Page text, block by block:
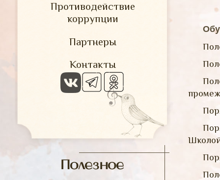
Противодействие
коррупции
Партнеры
Контакты
Полезное